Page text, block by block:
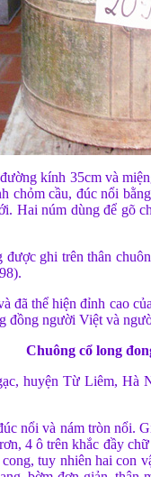
kính 35cm và
cầu, đúc nổi
Hai núm dùng để gõ
ghi trên thân
thể hiện đỉnh cao
người Việt và
Chuông cổ long
huyện Từ Liêm, Hà
nổi và nám tròn nổi.
4 ô trên khắc đầy
tuy nhiên hai